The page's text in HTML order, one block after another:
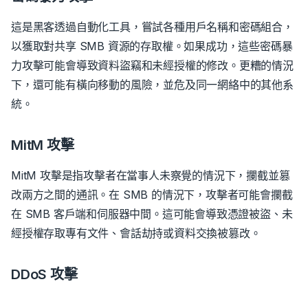
這是黑客透過自動化工具，嘗試各種用戶名稱和密碼組合，
以獲取對共享 SMB 資源的存取權。如果成功，這些密碼暴
力攻擊可能會導致資料盜竊和未經授權的修改。更糟的情況
下，還可能有橫向移動的風險，並危及同一網絡中的其他系
統。
MitM 攻擊
MitM 攻擊是指攻擊者在當事人未察覺的情況下，攔截並篡
改兩方之間的通訊。在 SMB 的情況下，攻擊者可能會攔截
在 SMB 客戶端和伺服器中間。這可能會導致憑證被盜、未
經授權存取專有文件、會話劫持或資料交換被篡改。
DDoS 攻擊